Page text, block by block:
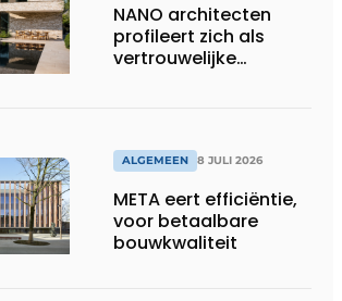
NANO architecten
profileert zich als
vertrouwelijke
ALGEMEEN 8 JULI 2026
META eert efficiëntie,
voor betaalbare
bouwkwaliteit